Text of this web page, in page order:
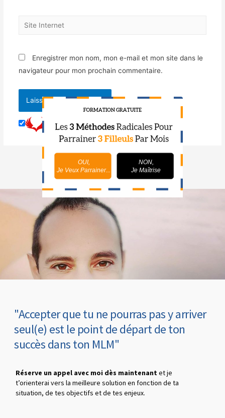
Enregistrer mon nom, mon e-mail et mon site dans le
navigateur pour mon prochain commentaire.
"Accepter que tu ne pourras pas y arriver
seul(e) est le point de départ de ton
succès dans ton MLM"
Réserve un appel avec moi dès maintenantet je
t’orienterai vers la meilleure solution en fonction de ta
situation, de tes objectifs et de tes enjeux.
OUI,
Je Veux Parrainer...
NON,
Je Maîtrise